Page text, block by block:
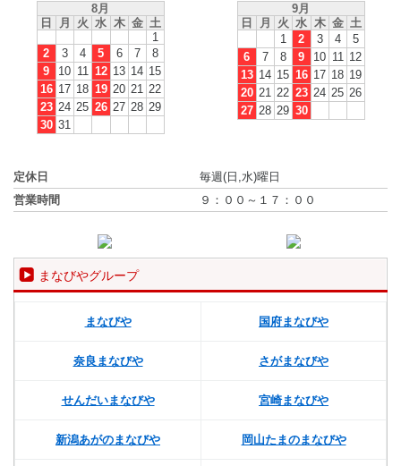
8月
日
月 火 水 木 金 土
1
2
3 4 5 6 7
8
9
10 11 12 13 14 15
16 17 18 19 20 21
22
23 24 25 26 27 28 29
30 31
9月
日
月 火 水 木 金 土
1
2 3 4
5
6
7 8 9 10 11
12
13 14 15 16 17 18 19
20 21 22 23 24 25 26
27 28 29 30
定休日
毎週(日,水)曜日
営業時間
９：００～１７：００
まなびやグループ
まなびや 国府まなびや
奈良まなびや さがまなびや
せんだいまなびや 宮崎まなびや
新潟あがのまなびや 岡山たまのまなびや